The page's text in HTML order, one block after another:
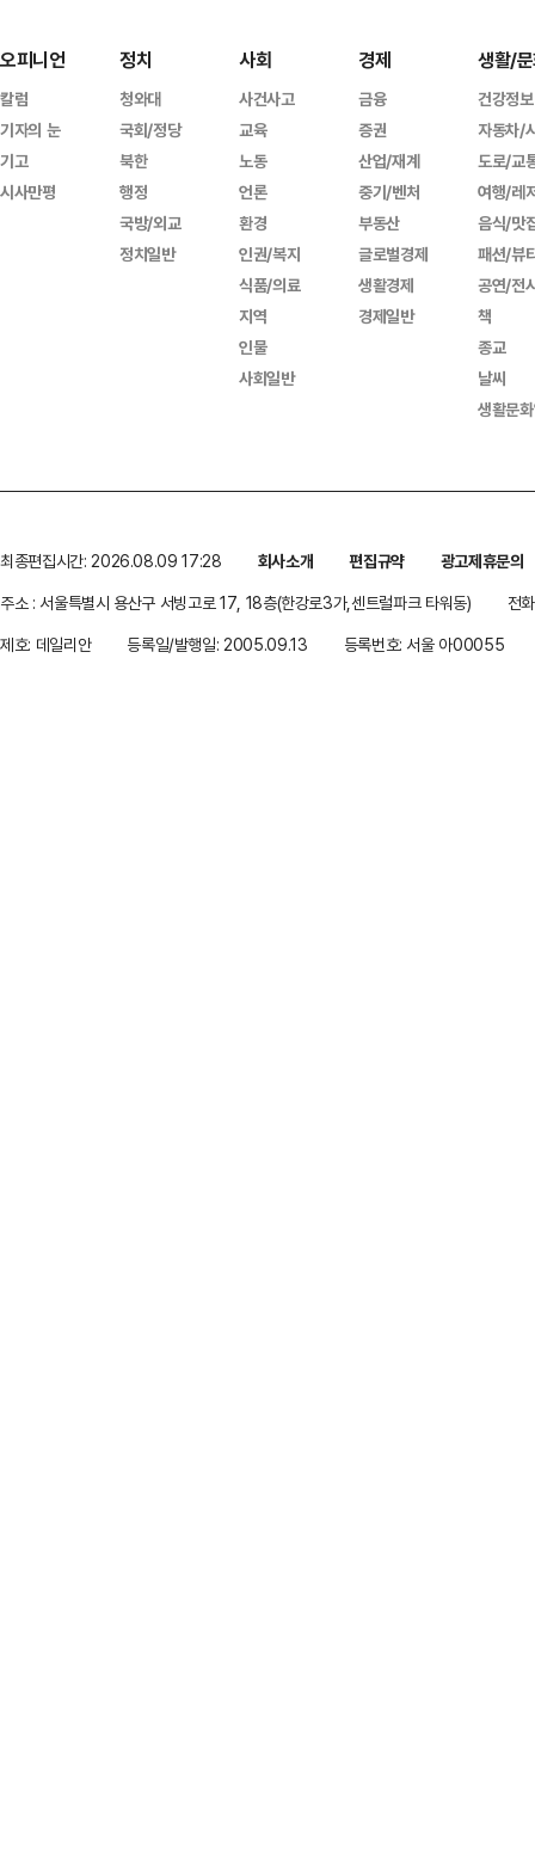
오피니언
칼럼
기자의 눈
기고
시사만평
정치
청와대
국회/정당
북한
행정
국방/외교
정치일반
사회
사건사고
교육
노동
언론
환경
인권/복지
식품/의료
지역
인물
사회일반
경제
금융
증권
산업/재계
중기/벤처
부동산
글로벌경제
생활경제
경제일반
생활/
건강정보
자동차/
도로/교
여행/레
음식/맛
패션/뷰
공연/전
책
종교
날씨
생활문
최종편집시간: 2026.08.09 17:28 회사소개 편집규약
광고제휴문의
주소 : 서울특별시 용산구 서빙고로 17, 18층(한강로3가,센트럴파크 타워동)
전
제호: 데일리안
등록일/발행일: 2005.09.13 등록번호: 서울 아00055